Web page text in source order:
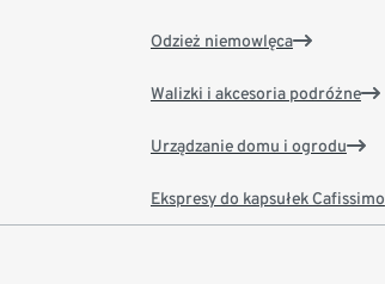
Odzież niemowlęca
Walizki i akcesoria podróżne
Urządzanie domu i ogrodu
Ekspresy do kapsułek Cafissimo